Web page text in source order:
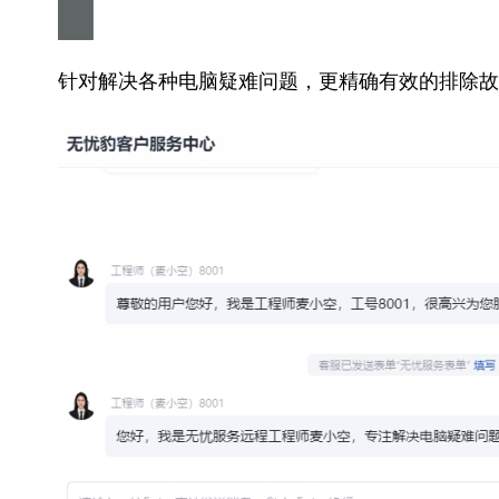
针对解决各种电脑疑难问题，更精确有效的排除